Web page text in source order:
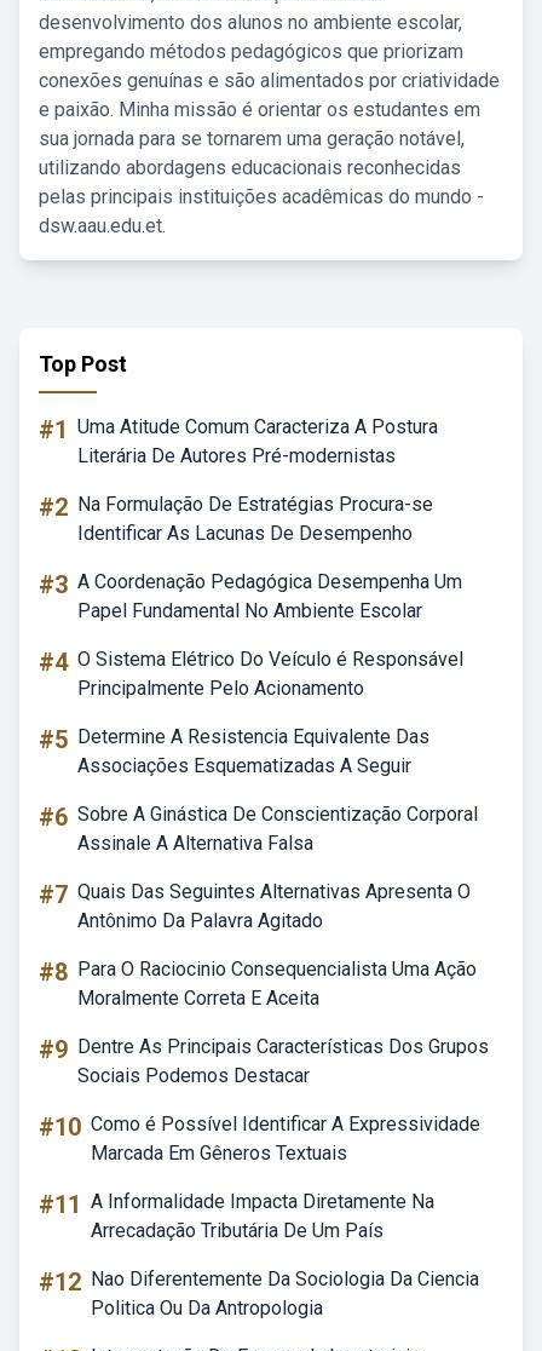
desenvolvimento dos alunos no ambiente escolar,
empregando métodos pedagógicos que priorizam
conexões genuínas e são alimentados por criatividade
e paixão. Minha missão é orientar os estudantes em
sua jornada para se tornarem uma geração notável,
utilizando abordagens educacionais reconhecidas
pelas principais instituições acadêmicas do mundo -
dsw.aau.edu.et.
Top Post
#1 Uma Atitude Comum Caracteriza A Postura
Literária De Autores Pré-modernistas
#2 Na Formulação De Estratégias Procura-se
Identificar As Lacunas De Desempenho
#3 A Coordenação Pedagógica Desempenha Um
Papel Fundamental No Ambiente Escolar
#4 O Sistema Elétrico Do Veículo é Responsável
Principalmente Pelo Acionamento
#5 Determine A Resistencia Equivalente Das
Associações Esquematizadas A Seguir
#6 Sobre A Ginástica De Conscientização Corporal
Assinale A Alternativa Falsa
#7 Quais Das Seguintes Alternativas Apresenta O
Antônimo Da Palavra Agitado
#8 Para O Raciocinio Consequencialista Uma Ação
Moralmente Correta E Aceita
#9 Dentre As Principais Características Dos Grupos
Sociais Podemos Destacar
#10 Como é Possível Identificar A Expressividade
Marcada Em Gêneros Textuais
#11 A Informalidade Impacta Diretamente Na
Arrecadação Tributária De Um País
#12 Nao Diferentemente Da Sociologia Da Ciencia
Politica Ou Da Antropologia